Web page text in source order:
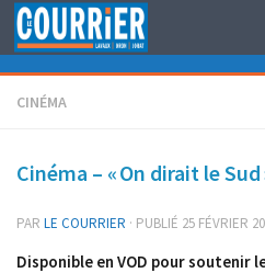
Au dessous du contenu
CINÉMA
Cinéma – « On dirait le
PAR LE COURRIER · PUBLIÉ 25 FÉVRIER
Disponible en VOD pour soutenir